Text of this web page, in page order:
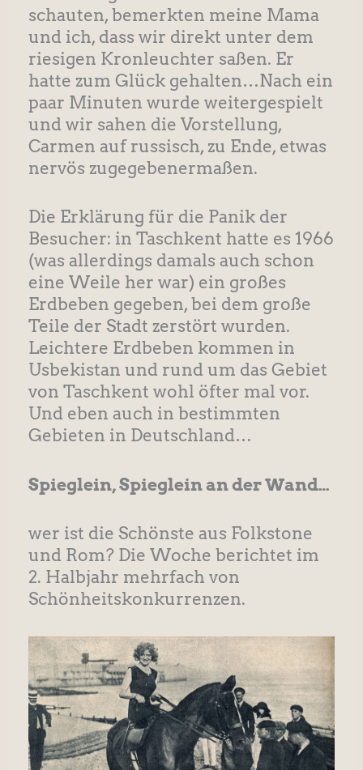
schauten, bemerkten meine Mama
und ich, dass wir direkt unter dem
riesigen Kronleuchter saßen. Er
hatte zum Glück gehalten…Nach ein
paar Minuten wurde weitergespielt
und wir sahen die Vorstellung,
Carmen auf russisch, zu Ende, etwas
nervös zugegebenermaßen.
Die Erklärung für die Panik der
Besucher: in Taschkent hatte es 1966
(was allerdings damals auch schon
eine Weile her war) ein großes
Erdbeben gegeben, bei dem große
Teile der Stadt zerstört wurden.
Leichtere Erdbeben kommen in
Usbekistan und rund um das Gebiet
von Taschkent wohl öfter mal vor.
Und eben auch in bestimmten
Gebieten in Deutschland…
Spieglein, Spieglein an der Wand…
wer ist die Schönste aus Folkstone
und Rom? Die Woche berichtet im
2. Halbjahr mehrfach von
Schönheitskonkurrenzen.